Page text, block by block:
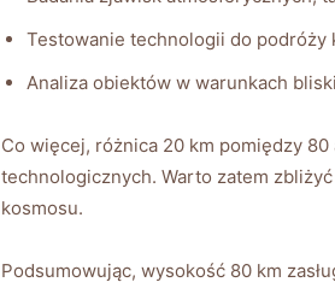
Testowanie technologii do
Analiza obiektów w warunkach
Co więcej, różnica 20 km pomiędzy
technologicznych. Warto zatem
kosmosu.
Podsumowując, wysokość 80 km